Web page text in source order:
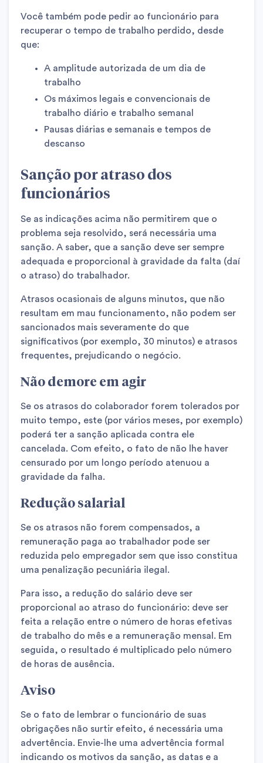
Você também pode pedir ao funcionário para
recuperar o tempo de trabalho perdido, desde
que:
A amplitude autorizada de um dia de
trabalho
Os máximos legais e convencionais de
trabalho diário e trabalho semanal
Pausas diárias e semanais e tempos de
descanso
Sanção por atraso dos
funcionários
Se as indicações acima não permitirem que o
problema seja resolvido, será necessária uma
sanção. A saber, que a sanção deve ser sempre
adequada e proporcional à gravidade da falta (daí
o atraso) do trabalhador.
Atrasos ocasionais de alguns minutos, que não
resultam em mau funcionamento, não podem ser
sancionados mais severamente do que
significativos (por exemplo, 30 minutos) e atrasos
frequentes, prejudicando o negócio.
Não demore em agir
Se os atrasos do colaborador forem tolerados por
muito tempo, este (por vários meses, por exemplo)
poderá ter a sanção aplicada contra ele
cancelada. Com efeito, o fato de não lhe haver
censurado por um longo período atenuou a
gravidade da falha.
Redução salarial
Se os atrasos não forem compensados, a
remuneração paga ao trabalhador pode ser
reduzida pelo empregador sem que isso constitua
uma penalização pecuniária ilegal.
Para isso, a redução do salário deve ser
proporcional ao atraso do funcionário: deve ser
feita a relação entre o número de horas efetivas
de trabalho do mês e a remuneração mensal. Em
seguida, o resultado é multiplicado pelo número
de horas de ausência.
Aviso
Se o fato de lembrar o funcionário de suas
obrigações não surtir efeito, é necessária uma
advertência. Envie-lhe uma advertência formal
indicando os motivos da sanção, as datas e a